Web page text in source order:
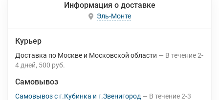
Информация о доставке
Эль-Монте
Курьер
Доставка по Москве и Московской области В течение2-
4 дней 500 руб.
Самовывоз
Самовывоз с г.Кубинка и г.Звенигород В течение2-3